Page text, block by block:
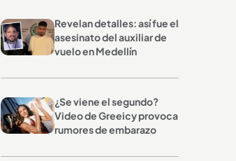
Revelan detalles: así fue el
asesinato del auxiliar de
vuelo en Medellín
¿Se viene el segundo?
Video de Greeicy provoca
rumores de embarazo